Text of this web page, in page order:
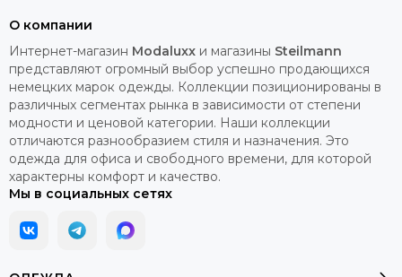
О компании
Интернет-магазин Modaluxx и магазины Steilmann
представляют огромный выбор успешно продающихся
немецких марок одежды. Коллекции позиционированы в
различных сегментах рынка в зависимости от степени
модности и ценовой категории. Наши коллекции
отличаются разнообразием стиля и назначения. Это
одежда для офиса и свободного времени, для которой
характерны комфорт и качество.
Мы в социальных сетях